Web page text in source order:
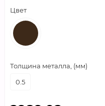
Цвет
Толщина металла, (мм)
0.5